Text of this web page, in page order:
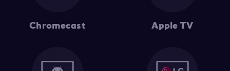
Chromecast Apple TV